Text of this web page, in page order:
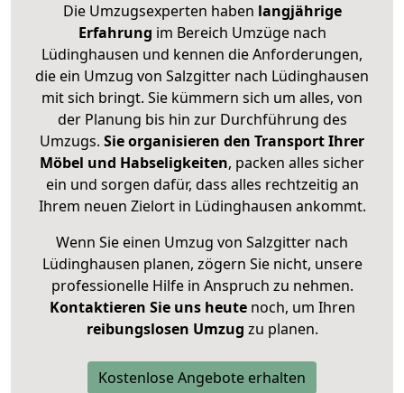
Die Umzugsexperten haben langjährige
Erfahrung im Bereich Umzüge nach
Lüdinghausen und kennen die Anforderungen,
die ein Umzug von Salzgitter nach Lüdinghausen
mit sich bringt. Sie kümmern sich um alles, von
der Planung bis hin zur Durchführung des
Umzugs. Sie organisieren den Transport Ihrer
Möbel und Habseligkeiten, packen alles sicher
ein und sorgen dafür, dass alles rechtzeitig an
Ihrem neuen Zielort in Lüdinghausen ankommt.
Wenn Sie einen Umzug von Salzgitter nach
Lüdinghausen planen, zögern Sie nicht, unsere
professionelle Hilfe in Anspruch zu nehmen.
Kontaktieren Sie uns heutenoch, um Ihren
reibungslosen Umzug zu planen.
Kostenlose Angebote erhalten